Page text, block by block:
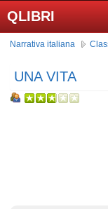
QLIBRI
Narrativa italiana
UNA VITA